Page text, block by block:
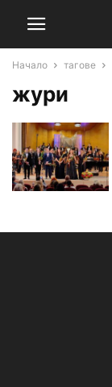
Начало тагове
жури